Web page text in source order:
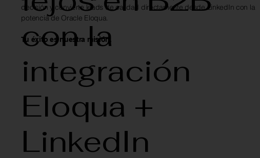
con la
integración
Eloqua +
LinkedIn
decisión y convierte leads de calidad directamente desde LinkedIn con la
potencia de Oracle Eloqua.
Tu éxito es nuestra misión.